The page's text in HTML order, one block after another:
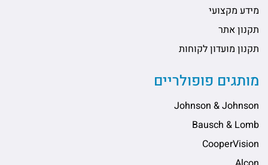
מידע מקצועי
תקנון אתר
תקנון מועדון לקוחות
מותגים פופולריים
Johnson & Johnson
Bausch & Lomb
CooperVision